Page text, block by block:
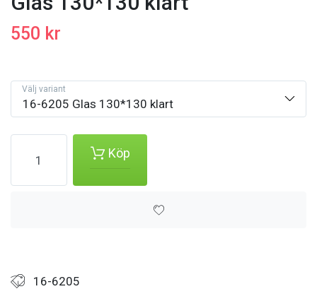
550 kr
16-6205 Glas 130*130 klart
Välj variant
Köp
16-6205